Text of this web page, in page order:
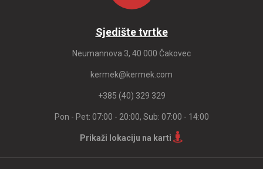
Sjedište tvrtke
Neumannova 3, 40 000 Čakovec
kermek@kermek.com
+385 (40) 329 329
Pon - Pet: 07:00 - 20:00, Sub: 07:00 - 14:00
Prikaži lokaciju na karti